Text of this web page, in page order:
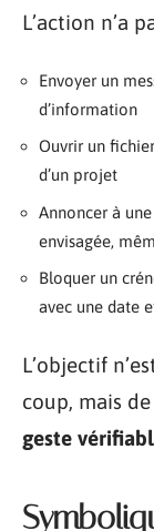
L’action n’a
Envoyer un
d’information
Ouvrir un
d’un projet
Annoncer à
envisagée,
Bloquer un
avec une date
L’objectif
coup, mais de
geste